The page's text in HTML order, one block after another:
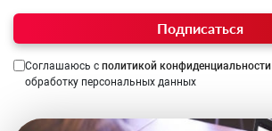
Подписаться
Соглашаюсь с политикой конфиденциальности
обработку персональных данных